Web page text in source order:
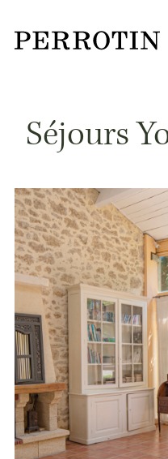
Séjours